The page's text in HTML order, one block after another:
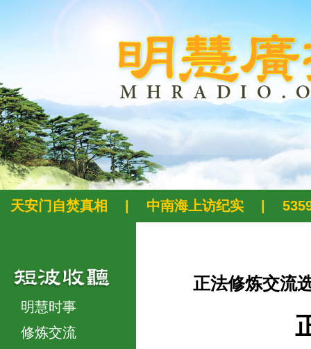
天安门自焚真相 中南海上访纪实
明慧时事
修炼交流
正法修炼交流